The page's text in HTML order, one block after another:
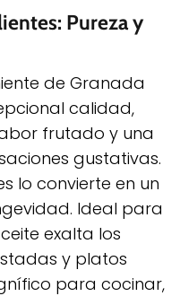
Pureza y
de Granada
calidad,
frutado y una
gustativas.
lo convierte en un
Ideal para
exalta los
y platos
para cocinar,